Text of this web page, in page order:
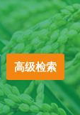
高级检索